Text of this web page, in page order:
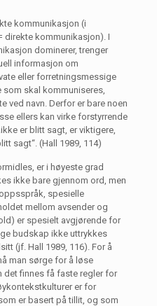
kommunikasjon (i
direkte kommunikasjon). I
dominerer, trenger
informasjon om
eller forretningsmessige
som skal kommuniseres,
ved navn. Derfor er bare noen
ellers kan virke forstyrrende
er blitt sagt, er viktigere,
sagt“. (Hall 1989, 114)
er i høyeste grad
ikke bare gjennom ord, men
spesielle
mellom avsender og
er spesielt avgjørende for
budskap ikke uttrykkes
(jf. Hall 1989, 116). For å
man sørge for å løse
det finnes få faste regler for
er for
er basert på tillit, og som